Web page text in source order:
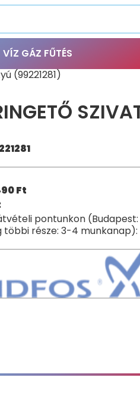
VÍZ GÁZ FŰTÉS
(99221281)
Ft
pontunkon (Budapest:
többi része: 3-4 munkanap):